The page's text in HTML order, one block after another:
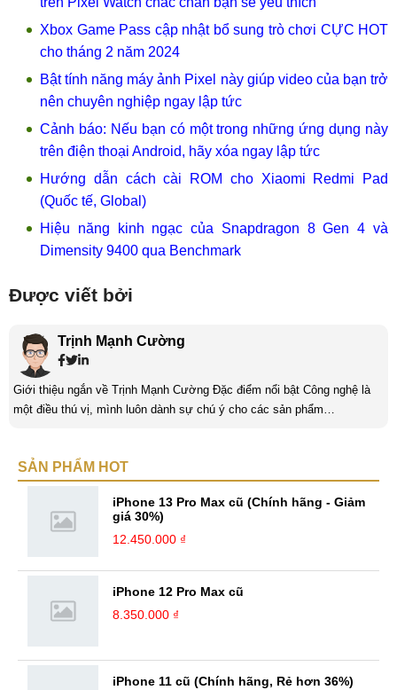
Xbox Game Pass cập nhật bổ sung trò chơi CỰC HOT
cho tháng 2 năm 2024
Bật tính năng máy ảnh Pixel này giúp video của bạn trở
nên chuyên nghiệp ngay lập tức
Cảnh báo: Nếu bạn có một trong những ứng dụng này
trên điện thoại Android, hãy xóa ngay lập tức
Hướng dẫn cách cài ROM cho Xiaomi Redmi Pad
(Quốc tế, Global)
Hiệu năng kinh ngạc của Snapdragon 8 Gen 4 và
Dimensity 9400 qua Benchmark
Được viết bởi
Trịnh Mạnh Cường
Giới thiệu ngắn về Trịnh Mạnh Cường Đặc điểm nổi bật Công nghệ là
một điều thú vị, mình luôn dành sự chú ý cho các sản phẩm
hiểu biết mới mẻ và thú vị. Tinh thần tự giác và sự chuyên nghiệp là
SẢN PHẨM HOT
iPhone 13 Pro Max cũ (Chính hãng - Giảm
giá 30%)
12.450.000 ₫
iPhone 12 Pro Max cũ
8.350.000 ₫
iPhone 11 cũ (Chính hãng, Rẻ hơn 36%)